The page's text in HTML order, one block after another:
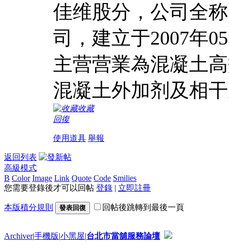
佳维股分，公司全
司，建立于2007年
主营营業為混凝土
混凝土外加剂及相
收藏
回復
使用道具 舉報
返回列表
高級模式
B Color Image Link Quote Code Smilies
您需要登錄後才可以回帖 登錄 | 立即註冊
本版積分規則 發表回復 回帖後跳轉到最後一頁
Archiver|手機版|小黑屋|台北市當舖服務論壇